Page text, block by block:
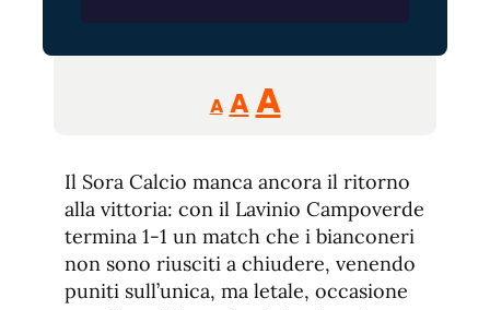
A
Reducir
tamaño
A Restablecer
fuente
AAumentar
de
fuente.
Il Sora Calcio manca ancora il ritorno
alla vittoria: con il Lavinio Campoverde
termina 1-1 un match che i bianconeri
non sono riusciti a chiudere, venendo
puniti sull’unica, ma letale, occasione